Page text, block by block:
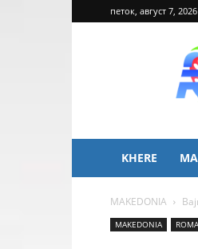
петок, август 7, 2026
PRESS
KHERE
MAKEDONIA
MAKEDONIA